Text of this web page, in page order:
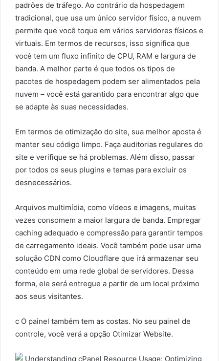
padrões de tráfego. Ao contrário da hospedagem
tradicional, que usa um único servidor físico, a nuvem
permite que você toque em vários servidores físicos e
virtuais. Em termos de recursos, isso significa que
você tem um fluxo infinito de CPU, RAM e largura de
banda. A melhor parte é que todos os tipos de
pacotes de hospedagem podem ser alimentados pela
nuvem – você está garantido para encontrar algo que
se adapte às suas necessidades.
Em termos de otimização do site, sua melhor aposta é
manter seu código limpo. Faça auditorias regulares do
site e verifique se há problemas. Além disso, passar
por todos os seus plugins e temas para excluir os
desnecessários.
Arquivos multimídia, como vídeos e imagens, muitas
vezes consomem a maior largura de banda. Empregar
caching adequado e compressão para garantir tempos
de carregamento ideais. Você também pode usar uma
solução CDN como Cloudflare que irá armazenar seu
conteúdo em uma rede global de servidores. Dessa
forma, ele será entregue a partir de um local próximo
aos seus visitantes.
c O painel também tem as costas. No seu painel de
controle, você verá a opção Otimizar Website.